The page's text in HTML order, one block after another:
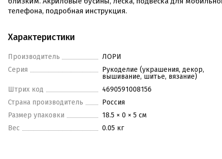
телефона, подробная инструкция.
Характеристики
Производитель
ЛОРИ
Серия
Рукоделие (украшения, декор,
вышивание, шитье, вязание)
Штрих код
4690591008156
Страна производитель
Россия
Размер упаковки
18.5 × 0 × 5 см
Вес
0.05 кг